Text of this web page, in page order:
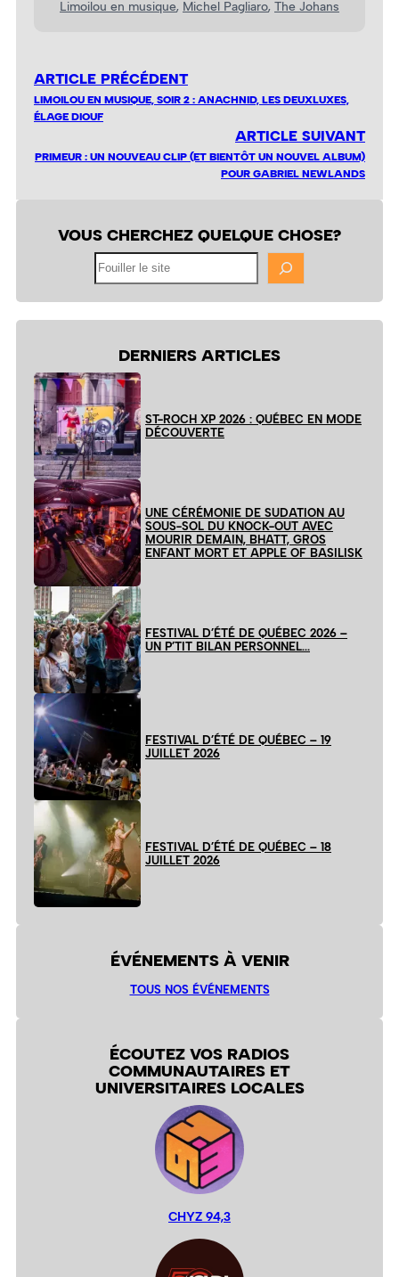
Limoilou en musique, Michel Pagliaro, The Johans
ARTICLE PRÉCÉDENT
LIMOILOU EN MUSIQUE, SOIR 2 : ANACHNID, LES DEUXLUXES,
ÉLAGE DIOUF
ARTICLE SUIVANT
PRIMEUR : UN NOUVEAU CLIP (ET BIENTÔT UN NOUVEL ALBUM)
POUR GABRIEL NEWLANDS
VOUS CHERCHEZ QUELQUE CHOSE?
DERNIERS ARTICLES
ST-ROCH XP 2026 : QUÉBEC EN MODE
DÉCOUVERTE
UNE CÉRÉMONIE DE SUDATION AU
SOUS-SOL DU KNOCK-OUT AVEC
MOURIR DEMAIN, BHATT, GROS
ENFANT MORT ET APPLE OF BASILISK
FESTIVAL D’ÉTÉ DE QUÉBEC 2026 –
UN P’TIT BILAN PERSONNEL…
FESTIVAL D’ÉTÉ DE QUÉBEC – 19
JUILLET 2026
FESTIVAL D’ÉTÉ DE QUÉBEC – 18
JUILLET 2026
ÉVÉNEMENTS À VENIR
TOUS NOS ÉVÉNEMENTS
ÉCOUTEZ VOS RADIOS
COMMUNAUTAIRES ET
UNIVERSITAIRES LOCALES
CHYZ 94,3